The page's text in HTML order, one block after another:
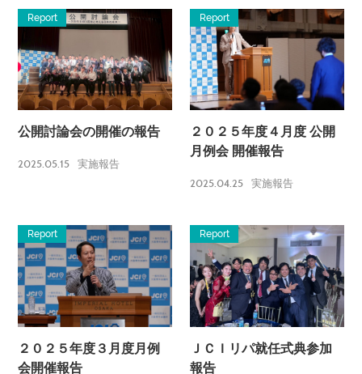
Report
公開討論会の開催の報告
2025.05.15 実施報告
Report
２０２５年度４月度 公開
月例会 開催報告
2025.04.25 実施報告
Report
２０２５年度３月度月例
会開催報告
Report
ＪＣＩリパ就任式典参加
報告